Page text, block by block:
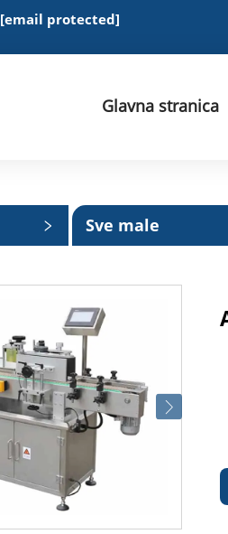
[email protected]
Glavna stranica
Sve male